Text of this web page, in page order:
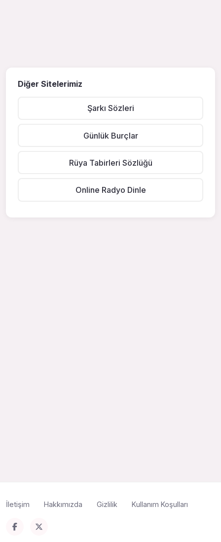
Diğer Sitelerimiz
Şarkı Sözleri
Günlük Burçlar
Rüya Tabirleri Sözlüğü
Online Radyo Dinle
İletişim Hakkımızda Gizlilik Kullanım Koşulları